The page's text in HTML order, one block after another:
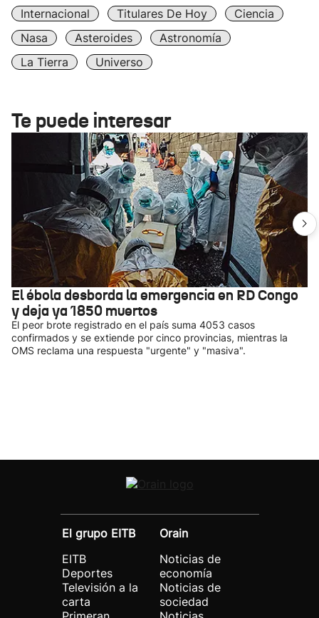
Internacional Titulares De Hoy
Ciencia
Nasa
Asteroides
Astronomía
La Tierra
Universo
Te puede interesar
El ébola desborda la emergencia en RD Congo
y deja ya 1850 muertos
El peor brote registrado en el país suma 4053 casos
confirmados y se extiende por cinco provincias, mientras la
OMS reclama una respuesta "urgente" y "masiva".
El grupo EITB
EITB
Deportes
Televisión a la
carta
Orain
Noticias de
economía
Noticias de
sociedad